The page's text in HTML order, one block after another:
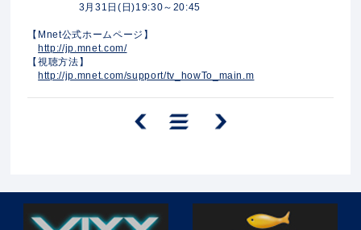
3月31日(日)19:30～20:45
【Mnet公式ホームページ】
http://jp.mnet.com/
【視聴方法】
http://jp.mnet.com/support/tv_howTo_main.m